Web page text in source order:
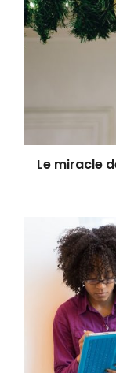
Le miracle